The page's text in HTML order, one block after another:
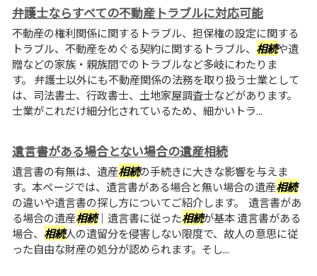
弁護士ならすべての不動産トラブルに対応可能
不動産の権利関係に関するトラブル、担保権の設定に関する
トラブル、不動産をめぐる契約に関するトラブル、 相続や遺
贈などの家族・親族間でのトラブルなど多岐にわたりま
す。 弁護士以外にも不動産関係の法務を取り扱う士業として
は、司法書士、行政書士、土地家屋調査士などがあります。
士業がこれだけ細分化されているため、細かいトラ...
遺言書がある場合とない場合の遺産相続
遺言書の有無は、遺産相続の手続きに大きな影響を与えま
す。本ページでは、遺言書がある場合と無い場合の遺産相続
の違いや遺言書の探し方についてご紹介します。 遺言書があ
る場合の遺産相続｜遺言書に従った相続が基本 遺言書がある
場合、 相続人の遺留分を侵害しない限度で、故人の意思に従
った自由な財産の処分が認められます。そし...